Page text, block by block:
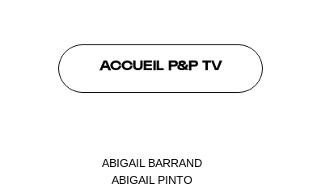
ACCUEIL P&P TV
ABIGAIL BARRAND(1)
ABIGAIL PINTO(1)